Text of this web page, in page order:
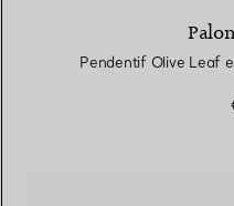
Pendentif Olive Leaf